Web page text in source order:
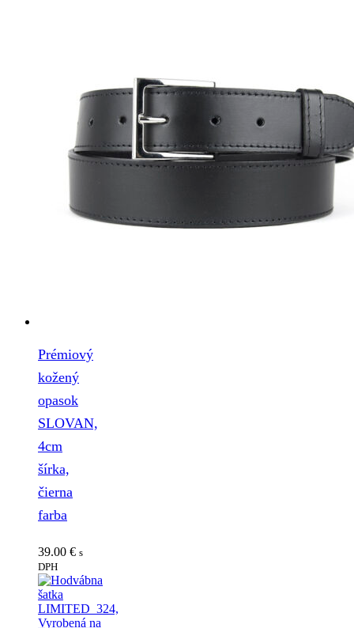
Prémiový
kožený
opasok
SLOVAN,
4cm
šírka,
čierna
farba
39.00 € s
DPH